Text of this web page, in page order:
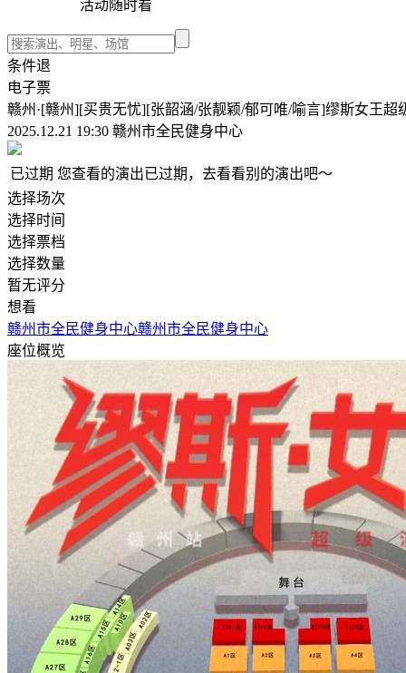
活动随时看
条件退
电子票
赣州·[赣州][买贵无忧][张韶涵/张靓颖/郁可唯/喻言]缪斯女王超
2025.12.21 19:30 赣州市全民健身中心
已过期 您查看的演出已过期，去看看别的演出吧～
选择场次
选择时间
选择票档
选择数量
暂无评分
想看
赣州市全民健身中心赣州市全民健身中心
座位概览